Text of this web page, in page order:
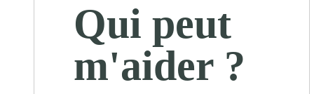
Qui peut
m'aider ?